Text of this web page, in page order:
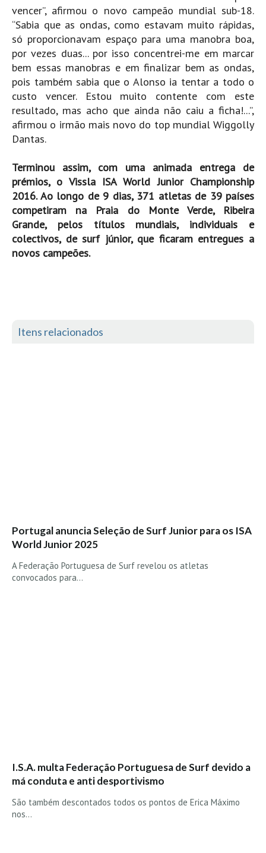
Nacional
Internacional
Exclusivos
Fotogaleria
Nacional
Internacional
Exclusivas
Guia De Praias
Norte
Costa de Prata
Oeste
Grande Lisboa
Pranchas
vencer”, afirmou o novo campeão mundial sub-18.
“Sabia que as ondas, como estavam muito rápidas,
só proporcionavam espaço para uma manobra boa,
por vezes duas... por isso concentrei-me em marcar
bem essas manobras e em finalizar bem as ondas,
pois também sabia que o Alonso ia tentar a todo o
custo vencer. Estou muito contente com este
resultado, mas acho que ainda não caiu a ficha!...”,
afirmou o irmão mais novo do top mundial Wiggolly
Dantas.
Terminou assim, com uma animada entrega de
prémios, o Vissla ISA World Junior Championship
2016. Ao longo de 9 dias, 371 atletas de 39 países
competiram na Praia do Monte Verde, Ribeira
Grande, pelos títulos mundiais, individuais e
colectivos, de surf júnior, que ficaram entregues a
novos campeões.
Itens relacionados
Portugal anuncia Seleção de Surf Junior para os ISA
World Junior 2025
A Federação Portuguesa de Surf revelou os atletas
convocados para…
I.S.A. multa Federação Portuguesa de Surf devido a
má conduta e anti desportivismo
São também descontados todos os pontos de Erica Máximo
nos…